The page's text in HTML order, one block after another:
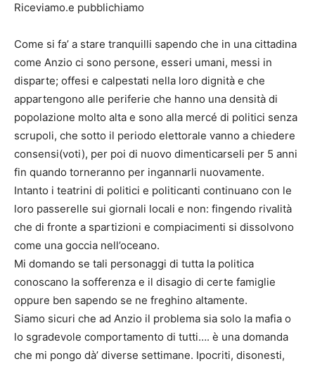
Riceviamo.e pubblichiamo
Come si fa’ a stare tranquilli sapendo che in una cittadina
come Anzio ci sono persone, esseri umani, messi in
disparte; offesi e calpestati nella loro dignità e che
appartengono alle periferie che hanno una densità di
popolazione molto alta e sono alla mercé di politici senza
scrupoli, che sotto il periodo elettorale vanno a chiedere
consensi(voti), per poi di nuovo dimenticarseli per 5 anni
fin quando torneranno per ingannarli nuovamente.
Intanto i teatrini di politici e politicanti continuano con le
loro passerelle sui giornali locali e non: fingendo rivalità
che di fronte a spartizioni e compiacimenti si dissolvono
come una goccia nell’oceano.
Mi domando se tali personaggi di tutta la politica
conoscano la sofferenza e il disagio di certe famiglie
oppure ben sapendo se ne freghino altamente.
Siamo sicuri che ad Anzio il problema sia solo la mafia o
lo sgradevole comportamento di tutti…. è una domanda
che mi pongo dà’ diverse settimane. Ipocriti, disonesti,